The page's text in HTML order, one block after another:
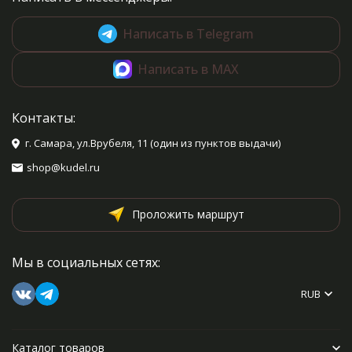
Написать в Telegram
Написать в MAX
Контакты:
г. Самара, ул.Врубеля, 11 (один из пунктов выдачи)
shop@kudel.ru
Проложить маршрут
Мы в социальных сетях:
RUB
Каталог товаров